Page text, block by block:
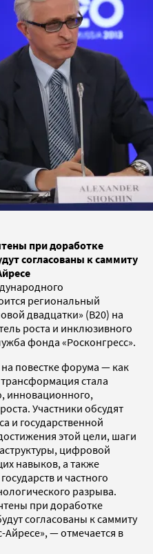
при доработке
согласованы к саммиту
региональный
двадцатки» (B20) на
роста и инклюзивного
фонда «Росконгресс».
повестке форума — как
стала
инновационного,
Участники обсудят
и государственной
этой цели, шаги
цифровой
навыков, а также
и частного
разрыва.
при доработке
согласованы к саммиту
Айресе», — отмечается в